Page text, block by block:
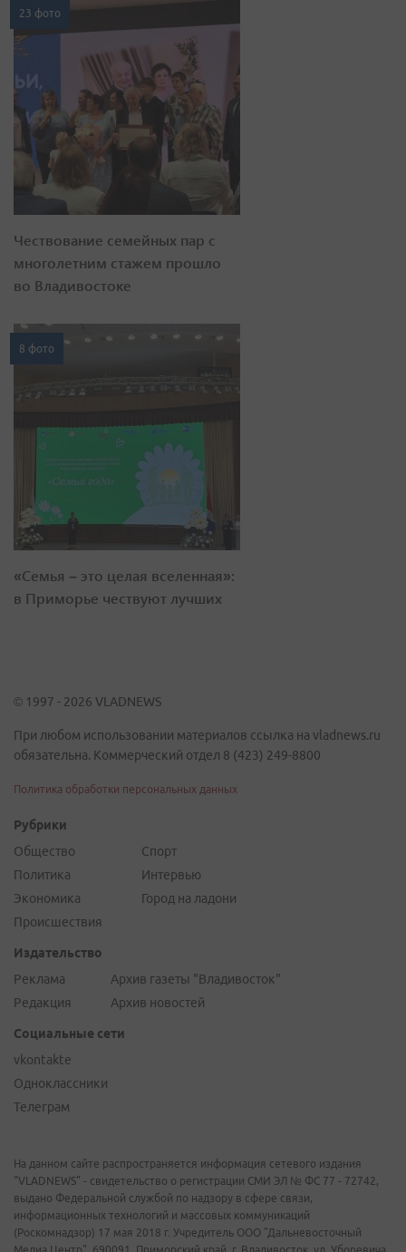
23 фото
Чествование семейных пар с
многолетним стажем прошло
во Владивостоке
8 фото
«Семья – это целая вселенная»:
в Приморье чествуют лучших
© 1997 - 2026 VLADNEWS
При любом использовании материалов ссылка на vladnews.ru
обязательна. Коммерческий отдел 8 (423) 249-8800
Политика обработки персональных данных
Рубрики
Общество
Политика
Экономика
Происшествия
Спорт
Интервью
Город на ладони
Издательство
Реклама
Редакция
Архив газеты "Владивосток"
Архив новостей
Социальные сети
vkontakte
Одноклассники
Телеграм
На данном сайте распространяется информация сетевого издания
"VLADNEWS" - свидетельство о регистрации СМИ ЭЛ № ФС 77 - 72742,
выдано Федеральной службой по надзору в сфере связи,
информационных технологий и массовых коммуникаций
(Роскомнадзор) 17 мая 2018 г. Учредитель ООО "Дальневосточный